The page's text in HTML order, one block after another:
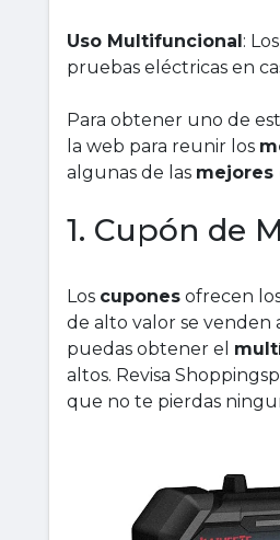
Uso Multifuncional: Los
pruebas eléctricas en
Para obtener uno de
la web para reunir los
algunas de las mejores
1. Cupón de
Los cupones ofrecen
de alto valor se venden
puedas obtener el
altos. Revisa
que no te pierdas